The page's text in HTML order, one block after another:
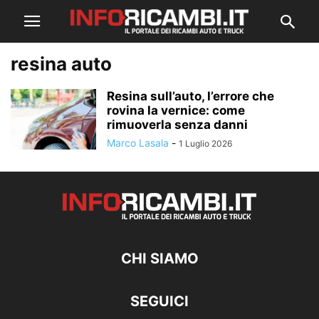
resina auto
Resina sull’auto, l’errore che
rovina la vernice: come
rimuoverla senza danni
Marco Lasala - 1 Luglio 2026
CHI SIAMO
SEGUICI